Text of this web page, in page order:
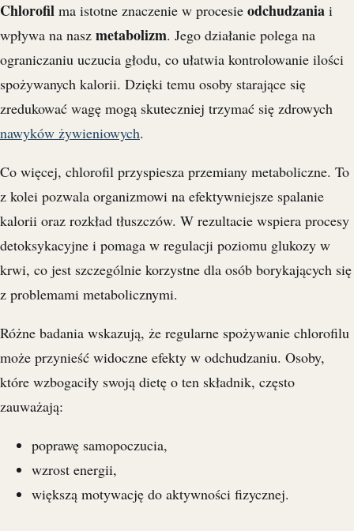
Chlorofil ma istotne znaczenie w procesie odchudzania i
wpływa na nasz metabolizm. Jego działanie polega na
ograniczaniu uczucia głodu, co ułatwia kontrolowanie ilości
spożywanych kalorii. Dzięki temu osoby starające się
zredukować wagę mogą skuteczniej trzymać się zdrowych
nawyków żywieniowych.
Co więcej, chlorofil przyspiesza przemiany metaboliczne. To
z kolei pozwala organizmowi na efektywniejsze spalanie
kalorii oraz rozkład tłuszczów. W rezultacie wspiera procesy
detoksykacyjne i pomaga w regulacji poziomu glukozy w
krwi, co jest szczególnie korzystne dla osób borykających się
z problemami metabolicznymi.
Różne badania wskazują, że regularne spożywanie chlorofilu
może przynieść widoczne efekty w odchudzaniu. Osoby,
które wzbogaciły swoją dietę o ten składnik, często
zauważają:
poprawę samopoczucia,
wzrost energii,
większą motywację do aktywności fizycznej.